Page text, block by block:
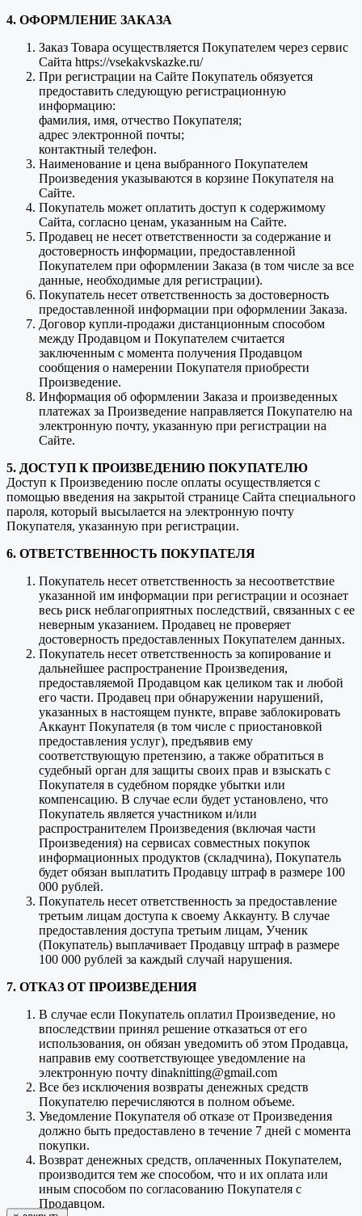
4. ОФОРМЛЕНИЕ ЗАКАЗА
Заказ Товара осуществляется Покупателем через сервис
Сайта https://vsekakvskazke.ru/
При регистрации на Сайте Покупатель обязуется
предоставить следующую регистрационную
информацию:
фамилия, имя, отчество Покупателя;
адрес электронной почты;
контактный телефон.
Наименование и цена выбранного Покупателем
Произведения указываются в корзине Покупателя на
Сайте.
Покупатель может оплатить доступ к содержимому
Сайта, согласно ценам, указанным на Сайте.
Продавец не несет ответственности за содержание и
достоверность информации, предоставленной
Покупателем при оформлении Заказа (в том числе за все
данные, необходимые для регистрации).
Покупатель несет ответственность за достоверность
предоставленной информации при оформлении Заказа.
Договор купли-продажи дистанционным способом
между Продавцом и Покупателем считается
заключенным с момента получения Продавцом
сообщения о намерении Покупателя приобрести
Произведение.
Информация об оформлении Заказа и произведенных
платежах за Произведение направляется Покупателю на
электронную почту, указанную при регистрации на
Сайте.
5. ДОСТУП К ПРОИЗВЕДЕНИЮ ПОКУПАТЕЛЮ
Доступ к Произведению после оплаты осуществляется с
помощью введения на закрытой странице Сайта специального
пароля, который высылается на электронную почту
Покупателя, указанную при регистрации.
6. ОТВЕТСТВЕННОСТЬ ПОКУПАТЕЛЯ
Покупатель несет ответственность за несоответствие
указанной им информации при регистрации и осознает
весь риск неблагоприятных последствий, связанных с ее
неверным указанием. Продавец не проверяет
достоверность предоставленных Покупателем данных.
Покупатель несет ответственность за копирование и
дальнейшее распространение Произведения,
предоставляемой Продавцом как целиком так и любой
его части. Продавец при обнаружении нарушений,
указанных в настоящем пункте, вправе заблокировать
Аккаунт Покупателя (в том числе с приостановкой
предоставления услуг), предъявив ему
соответствующую претензию, а также обратиться в
судебный орган для защиты своих прав и взыскать с
Покупателя в судебном порядке убытки или
компенсацию. В случае если будет установлено, что
Покупатель является участником и/или
распространителем Произведения (включая части
Произведения) на сервисах совместных покупок
информационных продуктов (складчина), Покупатель
будет обязан выплатить Продавцу штраф в размере 100
000 рублей.
Покупатель несет ответственность за предоставление
третьим лицам доступа к своему Аккаунту. В случае
предоставления доступа третьим лицам, Ученик
(Покупатель) выплачивает Продавцу штраф в размере
100 000 рублей за каждый случай нарушения.
7. ОТКАЗ ОТ ПРОИЗВЕДЕНИЯ
В случае если Покупатель оплатил Произведение, но
впоследствии принял решение отказаться от его
использования, он обязан уведомить об этом Продавца,
направив ему соответствующее уведомление на
электронную почту dinaknitting@gmail.com
Все без исключения возвраты денежных средств
Покупателю перечисляются в полном объеме.
Уведомление Покупателя об отказе от Произведения
должно быть предоставлено в течение 7 дней с момента
покупки.
Возврат денежных средств, оплаченных Покупателем,
производится тем же способом, что и их оплата или
иным способом по согласованию Покупателя с
Продавцом.